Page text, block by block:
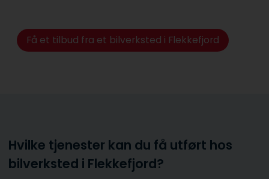
Få et tilbud fra et bilverksted i Flekkefjord
Hvilke tjenester kan du få utført hos
bilverksted i Flekkefjord?